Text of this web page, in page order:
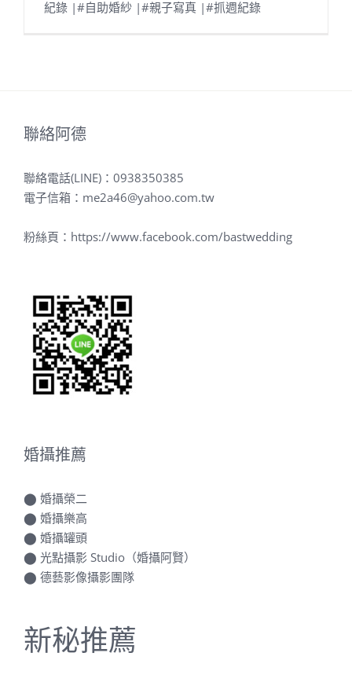
紀錄 |#自助婚紗 |#親子寫真 |#抓週紀錄
聯絡阿德
聯絡電話(LINE)： 0938350385
電子信箱： me2a46@yahoo.com.tw
粉絲頁： https://www.facebook.com/bastwedding
婚攝推薦
⬤ 婚攝榮二
⬤ 婚攝樂高
⬤ 婚攝罐頭
⬤ 光點攝影 Studio（婚攝阿賢）
⬤ 德藝影像攝影團隊
新秘推薦